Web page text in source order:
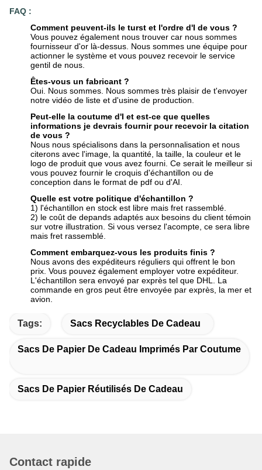
FAQ :
Comment peuvent-ils le turst et l'ordre d'I de vous ?
Vous pouvez également nous trouver car nous sommes
fournisseur d'or là-dessus. Nous sommes une équipe pour
actionner le système et vous pouvez recevoir le service
gentil de nous.
Êtes-vous un fabricant ?
Oui. Nous sommes. Nous sommes très plaisir de t'envoyer
notre vidéo de liste et d'usine de production.
Peut-elle la coutume d'I et est-ce que quelles
informations je devrais fournir pour recevoir la citation
de vous ?
Nous nous spécialisons dans la personnalisation et nous
citerons avec l'image, la quantité, la taille, la couleur et le
logo de produit que vous avez fourni. Ce serait le meilleur si
vous pouvez fournir le croquis d'échantillon ou de
conception dans le format de pdf ou d'AI.
Quelle est votre politique d'échantillon ?
1) l'échantillon en stock est libre mais fret rassemblé.
2) le coût de depands adaptés aux besoins du client témoin
sur votre illustration. Si vous versez l'acompte, ce sera libre
mais fret rassemblé.
Comment embarquez-vous les produits finis ?
Nous avons des expéditeurs réguliers qui offrent le bon
prix. Vous pouvez également employer votre expéditeur.
L'échantillon sera envoyé par exprès tel que DHL. La
commande en gros peut être envoyée par exprès, la mer et
avion.
Tags: Sacs Recyclables De Cadeau
Sacs De Papier De Cadeau Imprimés Par Coutume
Sacs De Papier Réutilisés De Cadeau
Contact rapide